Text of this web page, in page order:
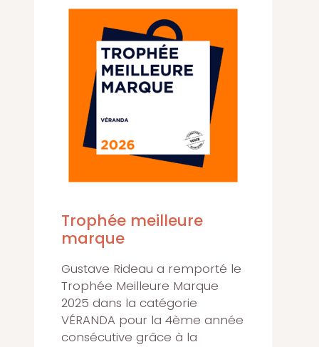
Trophée meilleure
marque
Gustave Rideau a remporté le
Trophée Meilleure Marque
2025 dans la catégorie
VÉRANDA pour la 4ème année
consécutive grâce à la